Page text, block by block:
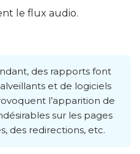
le flux audio.
des rapports font
et de logiciels
l’apparition de
sur les pages
des redirections, etc.